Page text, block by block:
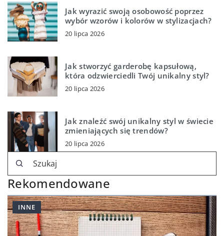
Jak wyrazić swoją osobowość poprzez
wybór wzorów i kolorów w stylizacjach?
20 lipca 2026
Jak stworzyć garderobę kapsułową,
która odzwierciedli Twój unikalny styl?
20 lipca 2026
Jak znaleźć swój unikalny styl w świecie
zmieniających się trendów?
20 lipca 2026
Rekomendowane
INNE